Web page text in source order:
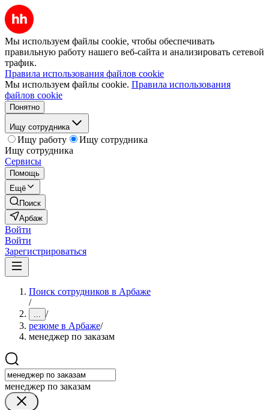
Мы используем файлы cookie, чтобы обеспечивать
правильную работу нашего веб-сайта и анализировать сетевой
трафик.
Правила использования файлов cookie
Мы используем файлы cookie. Правила использования
файлов cookie
Понятно
Ищу сотрудника
Ищу работу
Ищу сотрудника
Ищу сотрудника
Сервисы
Помощь
Ещё
Поиск
Арбаж
Войти
Войти
Зарегистрироваться
Поиск сотрудников в Арбаже
/
... /
резюме в Арбаже/
менеджер по заказам
менеджер по заказам